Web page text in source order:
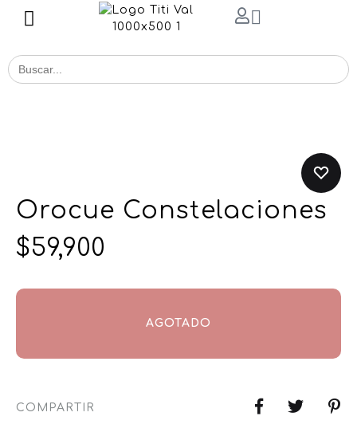
Buscar
for:
Orocue Constelaciones
$59,900
AGOTADO
COMPARTIR